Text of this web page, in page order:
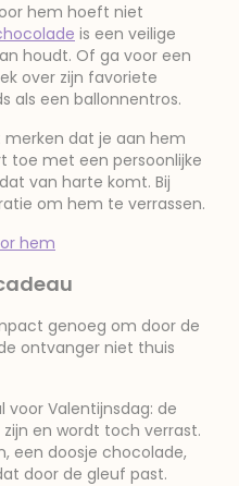
hem hoeft niet
is een veilige
houdt. Of ga voor een
over zijn favoriete
als een ballonnentros.
merken dat je aan hem
toe met een persoonlijke
van harte komt. Bij
om hem te verrassen.
hem
genoeg om door de
ontvanger niet thuis
voor Valentijnsdag: de
en wordt toch verrast.
een doosje chocolade,
door de gleuf past.